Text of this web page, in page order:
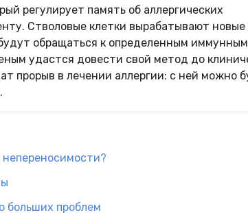
регулирует память об аллергических
Стволовые клетки вырабатывают новые
обращаться к определенным иммунным
удастся довести свой метод до
прорыв в лечении аллергии: с ней можно
больших проблем